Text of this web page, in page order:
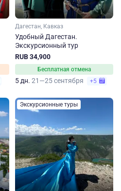
Дагестан, Кавказ
Удобный Дагестан.
Экскурсионный тур
RUB 34,900
Бесплатная отмена
5 дн. 21—25 сентября +5
Экскурсионные туры